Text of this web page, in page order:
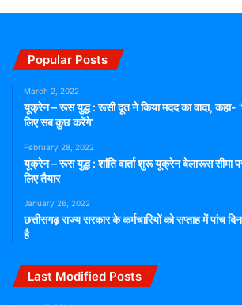
Popular Posts
March 2, 2022
यूक्रेन – रूस युद्ध : रूसी दूत ने किया मदद का वादा, कहा-
लिए सब कुछ करेंगे’
February 28, 2022
यूक्रेन – रूस युद्ध : शांति वार्ता शुरू यूक्रेन बेलारूस सीमा
लिए तैयार
January 26, 2022
छत्तीसगढ़ राज्य सरकार के कर्मचारियों को सप्ताह में पांच
है
Last Modified Posts